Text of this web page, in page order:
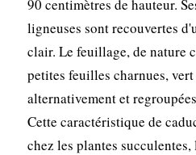
90 centimètres de hauteur.
ligneuses sont recouvertes
clair. Le feuillage, de nature
petites feuilles charnues,
alternativement et
Cette caractéristique de
chez les plantes